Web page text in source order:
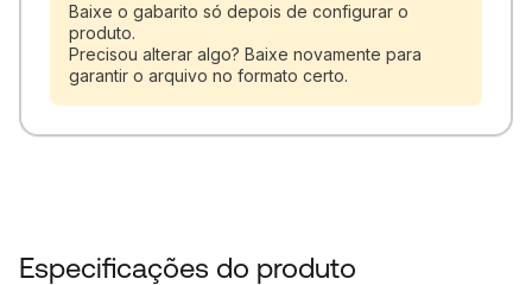
Baixe o gabarito só depois de configurar o
produto.
Precisou alterar algo? Baixe novamente para
garantir o arquivo no formato certo.
Especificações do produto